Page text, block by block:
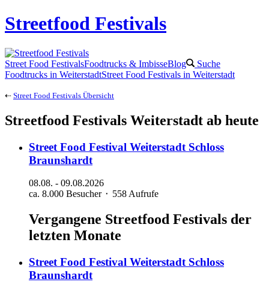
Streetfood Festivals
Street Food FestivalsFoodtrucks & ImbisseBlog
Suche
Foodtrucks in WeiterstadtStreet Food Festivals in Weiterstadt
⇠ Street Food Festivals Übersicht
Streetfood Festivals Weiterstadt ab heute
Street Food Festival Weiterstadt Schloss
Braunshardt
08.08. - 09.08.2026
ca. 8.000 Besucher ⬝ 558 Aufrufe
Vergangene Streetfood Festivals der
letzten Monate
Street Food Festival WeiterstadtSchloss
Braunshardt